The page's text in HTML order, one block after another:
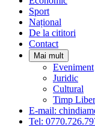
Sport
Național
De la cititori
Contact
Mai mult
Eveniment
Juridic
Cultural
Timp Liber
E-mail:
Tel: